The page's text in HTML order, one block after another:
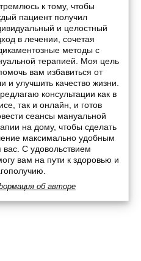
к тому, чтобы
пациент получил
и целостный
в лечении, сочетая
методы с
терапией. Моя цель
вам избавиться от
и улучшить качество жизни.
консультации как в
так и онлайн, и готов
сеансы мануальной
на дому, чтобы сделать
максимально удобным
вас. С удовольствием
вам на пути к здоровью и
об авторе